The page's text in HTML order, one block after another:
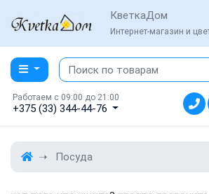
КветкаДом
Интернет-магазин и
Работаем с 09:00 до 21:00
+375 (33) 344-44-76
Посуда